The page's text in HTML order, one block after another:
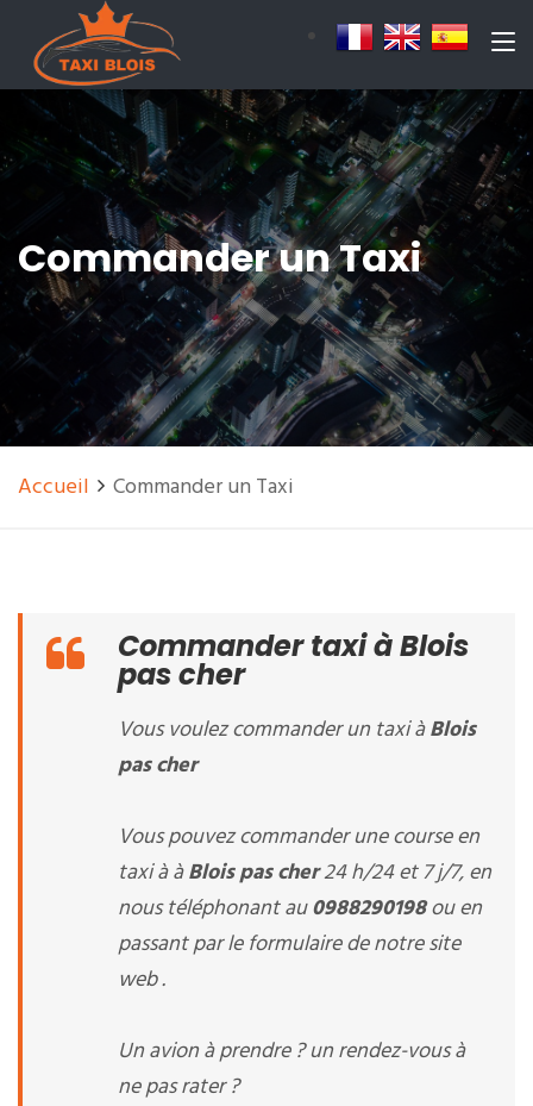
Commander un Taxi
Accueil Commander un Taxi
Commander taxi à Blois
pas cher
Vous voulez commander un taxi àBlois
pas cher
Vous pouvez commander une course en
taxi à àBlois pas cher24 h/24 et 7 j/7, en
nous téléphonant au0988290198ou en
passant par le formulaire de notre site
web .
Un avion à prendre ? un rendez-vous à
ne pas rater ?